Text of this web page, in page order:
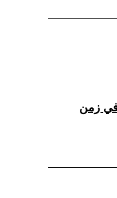
في زمن